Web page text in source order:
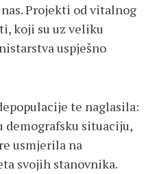
Projekti od vitalnog
koji su uz veliku
uspješno
te naglasila:
demografsku situaciju,
usmjerila na
svojih stanovnika.